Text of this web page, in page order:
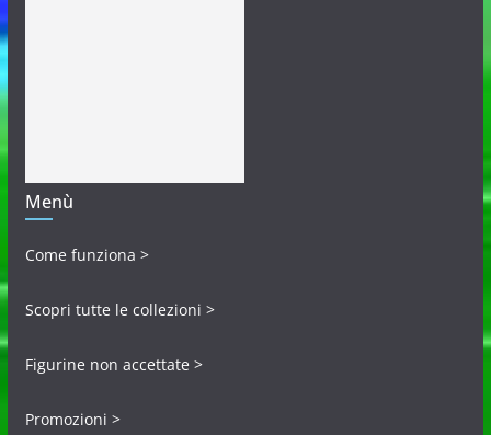
Menù
Come funziona >
Scopri tutte le collezioni >
Figurine non accettate >
Promozioni >